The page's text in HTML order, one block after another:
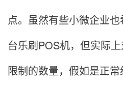
点。虽然有些小微企业
台乐刷POS机，但实际
限制的数量，假如是正